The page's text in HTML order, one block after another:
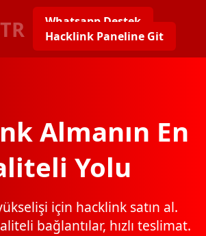
TR
Whatsapp Destek
Hacklink Paneline Git
Almanın En
Yolu
için hacklink satın al.
bağlantılar, hızlı teslimat.